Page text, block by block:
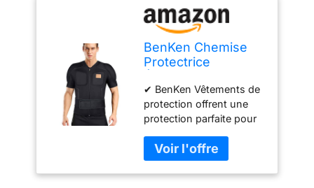
BenKen Chemise
Protectrice
Protection pour Ski
Snowboard Moto
Enduro, Veste de
Protection Réglable
Homme
Femme(Short
sleeve)
✔ BenKen Vêtements de
protection offrent une
protection parfaite pour
vertébrale, les épaules et
les coudes. Afin de
maintenir la souplesse